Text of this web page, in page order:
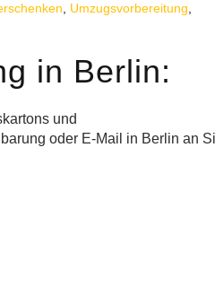
Umzugsvorbereitung
in Berlin:
und
oder E-Mail in Berlin an